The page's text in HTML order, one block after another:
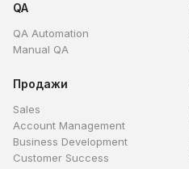
QA
QA Automation
Manual QA
Продажи
Sales
Account Management
Business Development
Customer Success